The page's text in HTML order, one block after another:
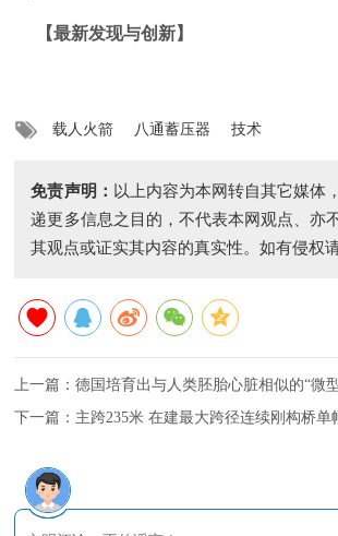
【最新发现与创新】
载人火箭 八通蓄压器 技术
免责声明： 以上内容为本网转自其它媒体
递更多信息之目的，不代表本网观点、亦
其观点或证实其内容的真实性。如有侵权
上一篇：德国培育出与人类胚胎心脏相似的“微
下一篇： 主跨235米 在建最大跨径连续刚构桥单